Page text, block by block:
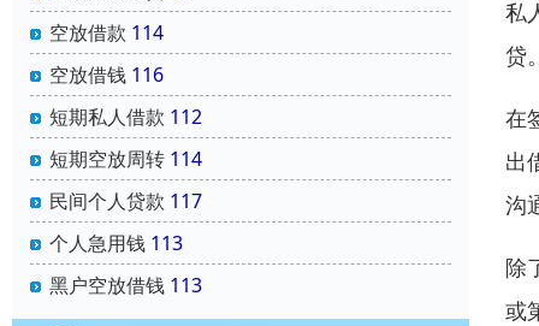
空放借款 114
空放借钱 116
短期私人借款 112
短期空放周转 114
民间个人贷款 117
个人急用钱 113
黑户空放借钱 113
私
贷
在
出
沟
除
或